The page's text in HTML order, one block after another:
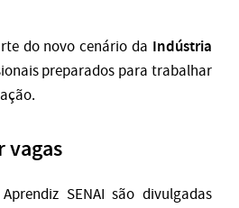
do novo cenário da Indústria
preparados para trabalhar
vagas
SENAI são divulgadas